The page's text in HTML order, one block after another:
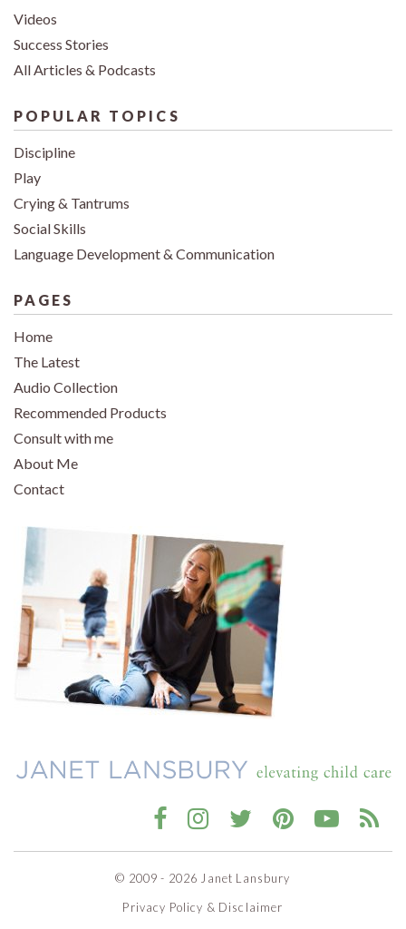
Videos
Success Stories
All Articles & Podcasts
POPULAR TOPICS
Discipline
Play
Crying & Tantrums
Social Skills
Language Development & Communication
PAGES
Home
The Latest
Audio Collection
Recommended Products
Consult with me
About Me
Contact
© 2009 - 2026 Janet Lansbury
Privacy Policy & Disclaimer